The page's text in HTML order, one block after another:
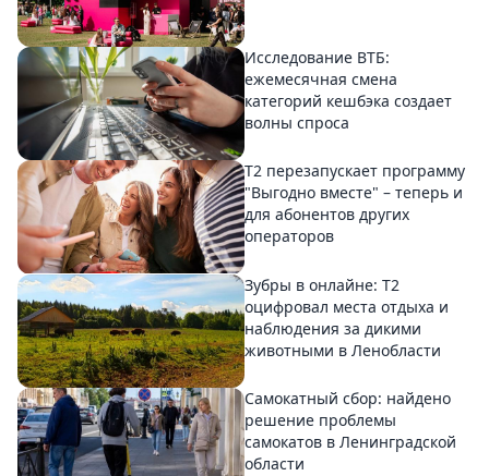
Исследование ВТБ:
ежемесячная смена
категорий кешбэка создает
волны спроса
Т2 перезапускает программу
"Выгодно вместе" – теперь и
для абонентов других
операторов
Зубры в онлайне: Т2
оцифровал места отдыха и
наблюдения за дикими
животными в Ленобласти
Самокатный сбор: найдено
решение проблемы
самокатов в Ленинградской
области